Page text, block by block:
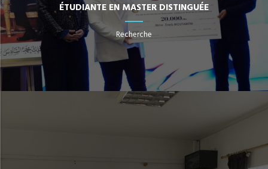
ÉTUDIANTE EN MASTER DISTINGUÉE
Recherche